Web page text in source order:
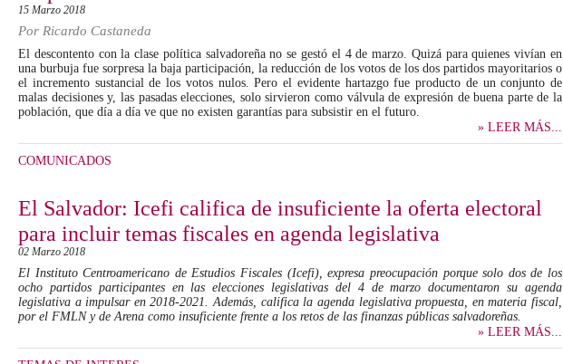
15 Marzo 2018
Por Ricardo Castaneda
El descontento con la clase política salvadoreña no se gestó el 4 de marzo. Quizá para quienes vivían en
una burbuja fue sorpresa la baja participación, la reducción de los votos de los dos partidos mayoritarios o
el incremento sustancial de los votos nulos. Pero el evidente hartazgo fue producto de un conjunto de
malas decisiones y, las pasadas elecciones, solo sirvieron como válvula de expresión de buena parte de la
población, que día a día ve que no existen garantías para subsistir en el futuro.
» LEER MÁS...
COMUNICADOS
El Salvador: Icefi califica de insuficiente la oferta electoral
para incluir temas fiscales en agenda legislativa
02 Marzo 2018
El Instituto Centroamericano de Estudios Fiscales (Icefi), expresa preocupación porque solo dos de los
ocho partidos participantes en las elecciones legislativas del 4 de marzo documentaron su agenda
legislativa a impulsar en 2018-2021. Además, califica la agenda legislativa propuesta, en materia fiscal,
por el FMLN y de Arena como insuficiente frente a los retos de las finanzas públicas salvadoreñas.
» LEER MÁS...